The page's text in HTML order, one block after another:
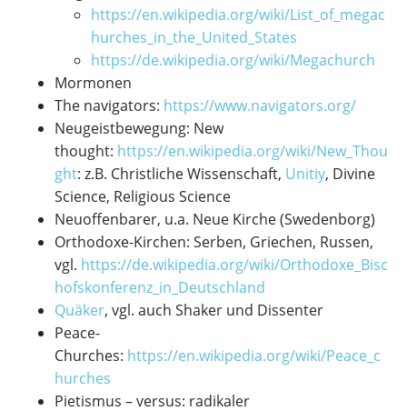
https://en.wikipedia.org/wiki/List_of_megac
hurches_in_the_United_States
https://de.wikipedia.org/wiki/Megachurch
Mormonen
The navigators: https://www.navigators.org/
Neugeistbewegung: New
thought: https://en.wikipedia.org/wiki/New_Thou
ght: z.B. Christliche Wissenschaft, Unitiy, Divine
Science, Religious Science
Neuoffenbarer, u.a. Neue Kirche (Swedenborg)
Orthodoxe-Kirchen: Serben, Griechen, Russen,
vgl. https://de.wikipedia.org/wiki/Orthodoxe_Bisc
hofskonferenz_in_Deutschland
Quäker, vgl. auch Shaker und Dissenter
Peace-
Churches: https://en.wikipedia.org/wiki/Peace_c
hurches
Pietismus – versus: radikaler